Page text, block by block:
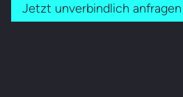
Jetzt unverbindlich anfragen